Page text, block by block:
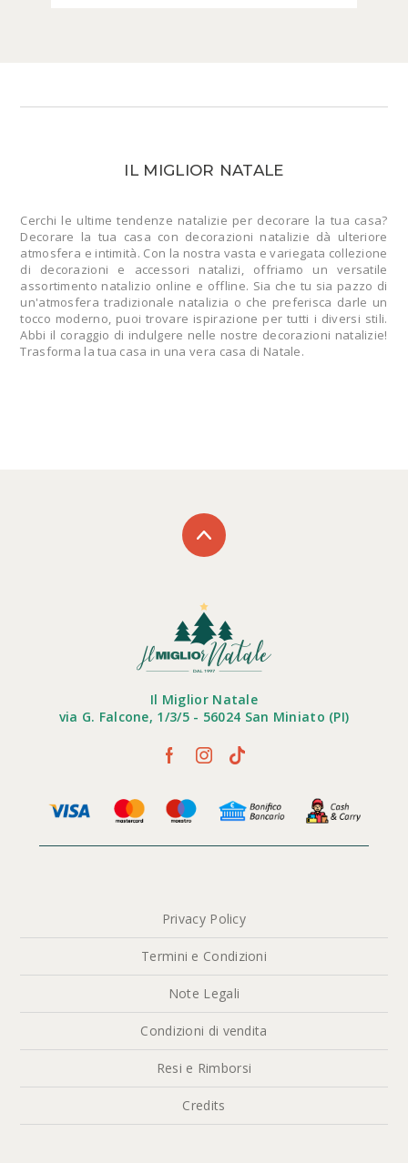
IL MIGLIOR NATALE
Cerchi le ultime tendenze natalizie per decorare la tua casa?
Decorare la tua casa con decorazioni natalizie dà ulteriore
atmosfera e intimità. Con la nostra vasta e variegata collezione
di decorazioni e accessori natalizi, offriamo un versatile
assortimento natalizio online e offline. Sia che tu sia pazzo di
un'atmosfera tradizionale natalizia o che preferisca darle un
tocco moderno, puoi trovare ispirazione per tutti i diversi stili.
Abbi il coraggio di indulgere nelle nostre decorazioni natalizie!
Trasforma la tua casa in una vera casa di Natale.
Il Miglior Natale
via G. Falcone, 1/3/5 - 56024 San Miniato (PI)
Privacy Policy
Termini e Condizioni
Note Legali
Condizioni di vendita
Resi e Rimborsi
Credits